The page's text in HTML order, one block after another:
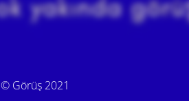
© Görüş 2021